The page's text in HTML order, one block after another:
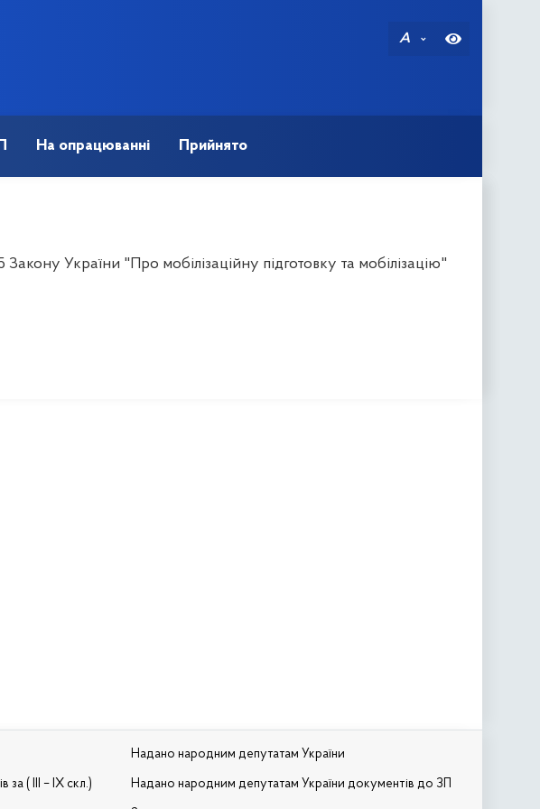
A
На опрацюванні Прийнято
України "Про мобілізаційну підготовку та мобілізацію"
за ( III – IX скл.)
Надано народним депутатам України
Надано народним депутатам України документів до ЗП